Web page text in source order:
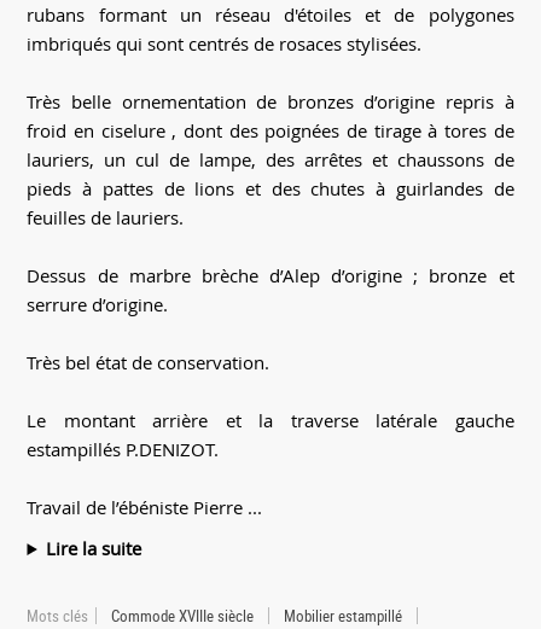
rubans formant un réseau d'étoiles et de polygones
imbriqués qui sont centrés de rosaces stylisées.
Très belle ornementation de bronzes d’origine repris à
froid en ciselure , dont des poignées de tirage à tores de
lauriers, un cul de lampe, des arrêtes et chaussons de
pieds à pattes de lions et des chutes à guirlandes de
feuilles de lauriers.
Dessus de marbre brèche d’Alep d’origine ; bronze et
serrure d’origine.
Très bel état de conservation.
Le montant arrière et la traverse latérale gauche
estampillés P.DENIZOT.
Travail de l’ébéniste Pierre ...
Lire la suite
Mots clés Commode XVIIIe siècle Mobilier estampillé